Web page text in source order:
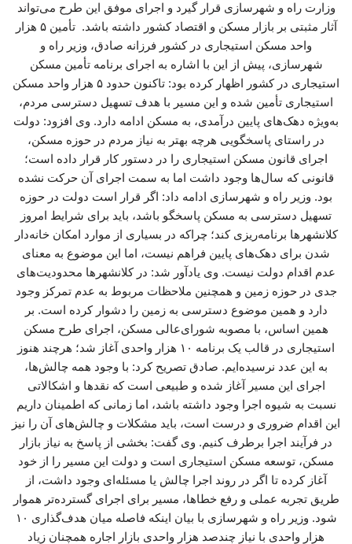
وزارت راه و شهرسازی قرار گیرد و اجرای موفق این طرح می‌تواند
آثار مثبتی بر بازار مسکن و اقتصاد کشور داشته باشد. تأمین ۵ هزار
واحد مسکن استیجاری در کشور فرزانه صادق، وزیر راه و
شهرسازی، پیش از این با اشاره به اجرای برنامه تأمین مسکن
استیجاری در کشور اظهار کرده بود: تاکنون حدود ۵ هزار واحد مسکن
استیجاری تأمین شده و این مسیر با هدف تسهیل دسترسی مردم،
به‌ویژه دهک‌های پایین درآمدی، به مسکن ادامه دارد. وی افزود: دولت
در راستای پاسخگویی هرچه بهتر به نیاز مردم در حوزه مسکن،
اجرای قانون مسکن استیجاری را در دستور کار قرار داده است؛
قانونی که سال‌ها وجود داشت اما به سمت اجرای آن حرکت نشده
بود. وزیر راه و شهرسازی ادامه داد: اگر قرار است دولت در حوزه
تسهیل دسترسی به مسکن پاسخگو باشد، باید برای شرایط امروز
کلانشهرها برنامه‌ریزی کند؛ چراکه در بسیاری از موارد امکان خانه‌دار
شدن برای دهک‌های پایین فراهم نیست، اما این موضوع به معنای
عدم اقدام دولت نیست. وی یادآور شد: در کلانشهرها محدودیت‌های
جدی در حوزه زمین و همچنین ملاحظات مربوط به عدم تمرکز وجود
دارد و همین موضوع دسترسی به زمین را دشوار کرده است. بر
همین اساس، با مصوبه شورای‌عالی مسکن، اجرای طرح مسکن
استیجاری در قالب یک برنامه ۱۰ هزار واحدی آغاز شد؛ هرچند هنوز
به این عدد نرسیده‌ایم. صادق تصریح کرد: با وجود همه چالش‌ها،
اجرای این مسیر آغاز شده و طبیعی است که نقدها و اشکالاتی
نسبت به شیوه اجرا وجود داشته باشد، اما زمانی که اطمینان داریم
این اقدام ضروری و درست است، باید مشکلات و چالش‌های آن را نیز
در فرآیند اجرا برطرف کنیم. وی گفت: بخشی از پاسخ به نیاز بازار
مسکن، توسعه مسکن استیجاری است و دولت این مسیر را از خود
آغاز کرده تا اگر در روند اجرا چالش یا مسئله‌ای وجود داشت، از
طریق تجربه عملی و رفع خطاها، مسیر برای اجرای گسترده‌تر هموار
شود. وزیر راه و شهرسازی با بیان اینکه فاصله میان هدف‌گذاری ۱۰
هزار واحدی با نیاز چندصد هزار واحدی بازار اجاره همچنان زیاد